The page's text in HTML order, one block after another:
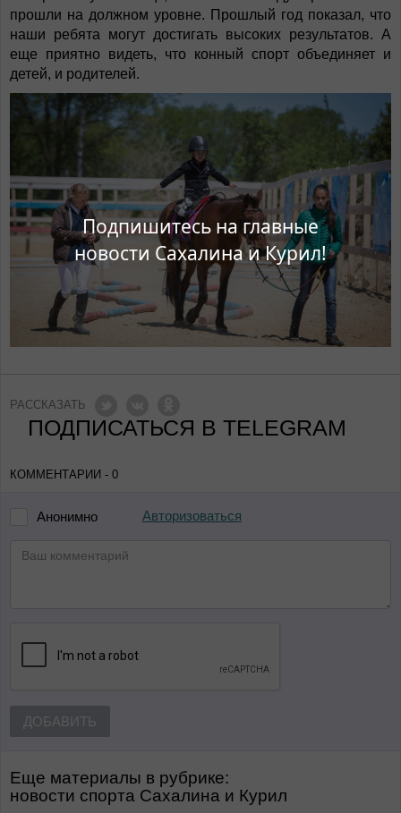
Подпишитесь на главные
новости Сахалина и Курил!
прошли на должном уровне. Прошлый год показал, что
наши ребята могут достигать высоких результатов. А
еще приятно видеть, что конный спорт объединяет и
детей, и родителей.
РАССКАЗАТЬ
ПОДПИСАТЬСЯ В TELEGRAM
КОММЕНТАРИИ - 0
Анонимно Авторизоваться
ДОБАВИТЬ
Еще материалы в рубрике:
Новости спорта Сахалина и Курил